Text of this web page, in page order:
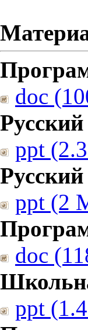
doc
ppt
ppt (2
doc
ppt